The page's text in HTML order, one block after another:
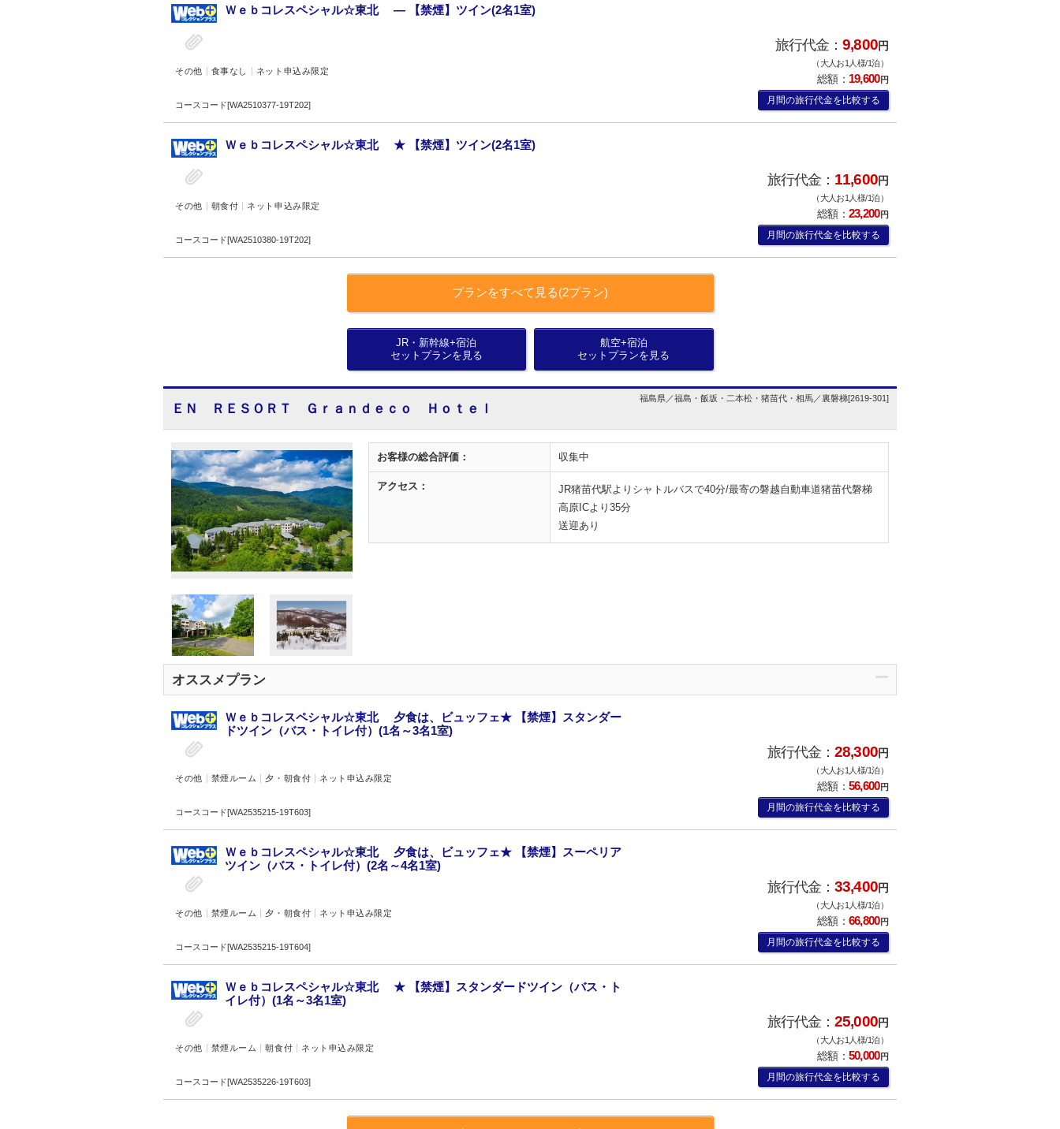
Ｗｅｂコレスペシャル☆東北 ― 【禁煙】ツイン(2名1室)
その他 食事なし ネット申込み限定
旅行代金：9,800円
（大人お1人様/1泊）
総額： 19,600円
コースコード[WA2510377-19T202] 月間の旅行代金を比較する
Ｗｅｂコレスペシャル☆東北 ★ 【禁煙】ツイン(2名1室)
その他 朝食付 ネット申込み限定
旅行代金： 11,600円
（大人お1人様/1泊）
総額： 23,200円
コースコード[WA2510380-19T202] 月間の旅行代金を比較する
プランをすべて見る(2プラン)
JR・新幹線+宿泊
セットプランを見る
航空+宿泊
セットプランを見る
ＥＮ ＲＥＳＯＲＴ Ｇｒａｎｄｅｃｏ Ｈｏｔｅｌ
福島県／福島・飯坂・二本松・猪苗代・相馬／裏磐梯[2619-301]
お客様の総合評価： 収集中
アクセス：
JR猪苗代駅よりシャトルバスで40分/最寄の磐越自動車道猪苗代磐梯
高原ICより35分
送迎あり
オススメプラン
Ｗｅｂコレスペシャル☆東北 夕食は、ビュッフェ★ 【禁煙】スタンダー
ドツイン（バス・トイレ付）(1名～3名1室)
その他 禁煙ルーム 夕・朝食付 ネット申込み限定
旅行代金：28,300円
（大人お1人様/1泊）
総額： 56,600円
コースコード[WA2535215-19T603] 月間の旅行代金を比較する
Ｗｅｂコレスペシャル☆東北 夕食は、ビュッフェ★ 【禁煙】スーペリア
ツイン（バス・トイレ付）(2名～4名1室)
その他 禁煙ルーム 夕・朝食付 ネット申込み限定
旅行代金：33,400円
（大人お1人様/1泊）
総額： 66,800円
コースコード[WA2535215-19T604] 月間の旅行代金を比較する
Ｗｅｂコレスペシャル☆東北 ★ 【禁煙】スタンダードツイン（バス・ト
イレ付）(1名～3名1室)
その他 禁煙ルーム 朝食付 ネット申込み限定
旅行代金：25,000円
（大人お1人様/1泊）
総額： 50,000円
コースコード[WA2535226-19T603] 月間の旅行代金を比較する